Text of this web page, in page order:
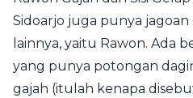
Sidoarjo juga punya
lainnya, yaitu Rawon. Ada
yang punya potongan
gajah (itulah kenapa